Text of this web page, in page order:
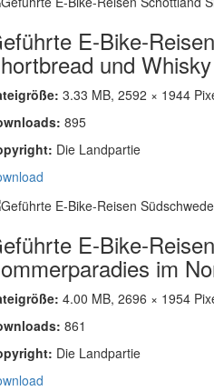
E-Bike-
und Whisky
3.33 MB, 2592 × 1944
895
Die Landpartie
E-Bike-
im
4.00 MB, 2696 × 1954
861
Die Landpartie